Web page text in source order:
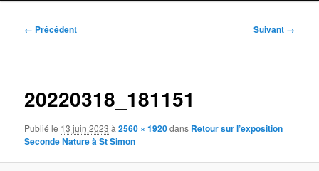
Navigation
← Précédent Suivant →
20220318_181151
Publié le 13 juin 2023 à2560 × 1920dans Retour sur l’exposition
Seconde Nature à St Simon